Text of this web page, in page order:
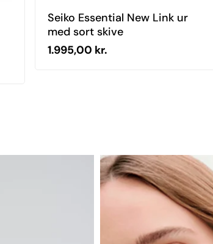
Seiko Essential New Link ur
med sort skive
Normal pris
1.995,00 kr.